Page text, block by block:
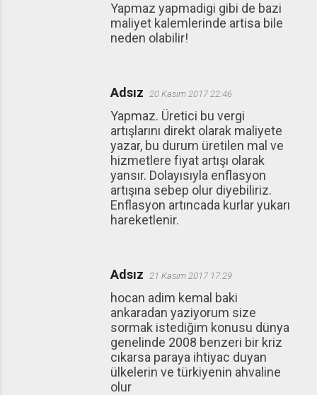
Yapmaz yapmadigi gibi de bazi
maliyet kalemlerinde artisa bile
neden olabilir!
Adsız 20 Kasım 2017 22:46
Yapmaz. Üretici bu vergi
artışlarını direkt olarak maliyete
yazar, bu durum üretilen mal ve
hizmetlere fiyat artışı olarak
yansır. Dolayısıyla enflasyon
artışına sebep olur diyebiliriz.
Enflasyon artıncada kurlar yukarı
hareketlenir.
Adsız 21 Kasım 2017 17:29
hocan adim kemal baki
ankaradan yaziyorum size
sormak istediğim konusu dünya
genelinde 2008 benzeri bir kriz
cıkarsa paraya ihtiyac duyan
ülkelerin ve türkiyenin ahvaline
olur